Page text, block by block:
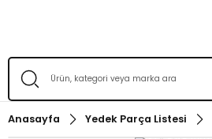
Anasayfa Yedek Parça Listesi